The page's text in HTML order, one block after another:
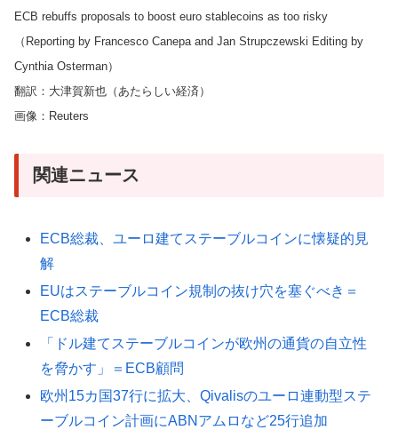
ECB rebuffs proposals to boost euro stablecoins as too risky
（Reporting by Francesco Canepa and Jan Strupczewski Editing by
Cynthia Osterman）
翻訳：大津賀新也（あたらしい経済）
画像：Reuters
関連ニュース
ECB総裁、ユーロ建てステーブルコインに懐疑的見
解
EUはステーブルコイン規制の抜け穴を塞ぐべき＝
ECB総裁
「ドル建てステーブルコインが欧州の通貨の自立性
を脅かす」＝ECB顧問
欧州15カ国37行に拡大、Qivalisのユーロ連動型ステ
ーブルコイン計画にABNアムロなど25行追加